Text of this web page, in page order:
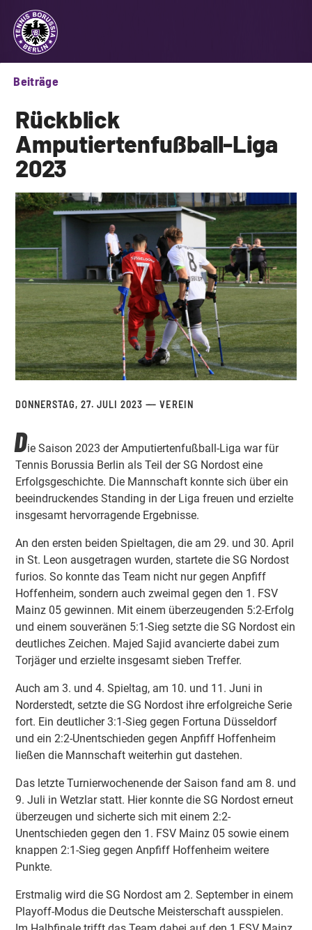
Beiträge
Rückblick
Amputiertenfußball-Liga
2023
DONNERSTAG, 27. JULI 2023 VEREIN
Die Saison 2023 der Amputiertenfußball-Liga war für
Tennis Borussia Berlin als Teil der SG Nordost eine
Erfolgsgeschichte. Die Mannschaft konnte sich über ein
beeindruckendes Standing in der Liga freuen und erzielte
insgesamt hervorragende Ergebnisse.
An den ersten beiden Spieltagen, die am 29. und 30. April
in St. Leon ausgetragen wurden, startete die SG Nordost
furios. So konnte das Team nicht nur gegen Anpfiff
Hoffenheim, sondern auch zweimal gegen den 1. FSV
Mainz 05 gewinnen. Mit einem überzeugenden 5:2-Erfolg
und einem souveränen 5:1-Sieg setzte die SG Nordost ein
deutliches Zeichen. Majed Sajid avancierte dabei zum
Torjäger und erzielte insgesamt sieben Treffer.
Auch am 3. und 4. Spieltag, am 10. und 11. Juni in
Norderstedt, setzte die SG Nordost ihre erfolgreiche Serie
fort. Ein deutlicher 3:1-Sieg gegen Fortuna Düsseldorf
und ein 2:2-Unentschieden gegen Anpfiff Hoffenheim
ließen die Mannschaft weiterhin gut dastehen.
Das letzte Turnierwochenende der Saison fand am 8. und
9. Juli in Wetzlar statt. Hier konnte die SG Nordost erneut
überzeugen und sicherte sich mit einem 2:2-
Unentschieden gegen den 1. FSV Mainz 05 sowie einem
knappen 2:1-Sieg gegen Anpfiff Hoffenheim weitere
Punkte.
Erstmalig wird die SG Nordost am 2. September in einem
Playoff-Modus die Deutsche Meisterschaft ausspielen.